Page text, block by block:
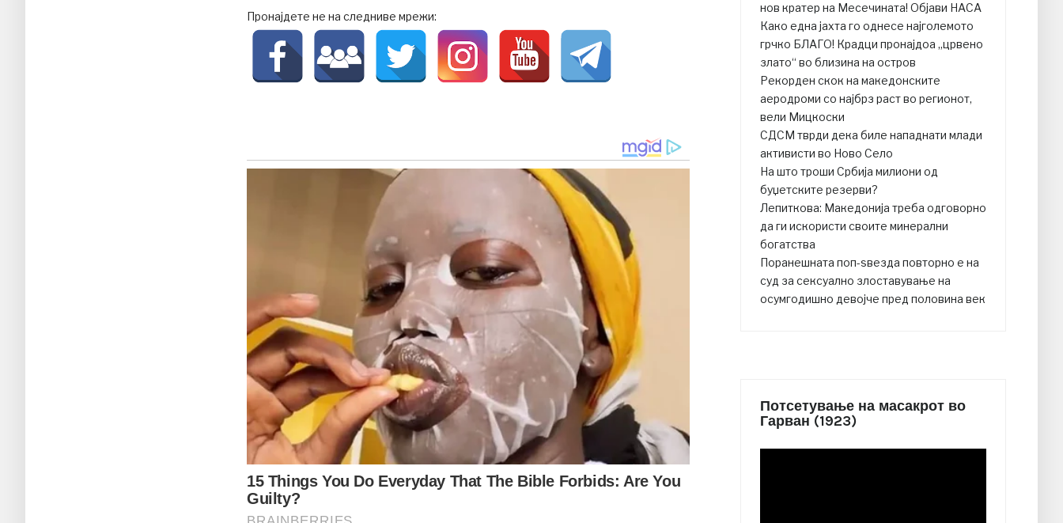
Пронајдете не на следниве мрежи:
нов кратер на Месечината! Објави НАСА
Како една јахта го однесе најголемото
грчко БЛАГО! Крадци пронајдоа „црвено
злато“ во близина на остров
Рекорден скок на македонските
аеродроми со најбрз раст во регионот,
вели Мицкоски
СДСМ тврди дека биле нападнати млади
активисти во Ново Село
На што троши Србија милиони од
буџетските резерви?
Лепиткова: Македонија треба одговорно
да ги искористи своите минерални
богатства
Поранешната поп-ѕвезда повторно е на
суд за сексуално злоставување на
осумгодишно девојче пред половина век
Потсетување на масакрот во
Гарван (1923)